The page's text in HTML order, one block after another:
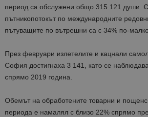
период са обслужени общо 315 121 души.
пътникопотокът по международните
пътуващите по вътрешни са с 34% по-
През февруари излетелите и кацнали
София достигнаха 3 141, като се
спрямо 2019 година.
Обемът на обработените товарни и
периода е намалял с близо 22% спрямо